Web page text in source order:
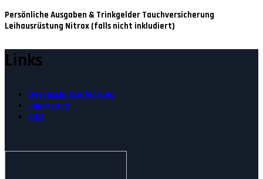
Persönliche Ausgaben & Trinkgelder Tauchversicherung
Leihausrüstung Nitrox (falls nicht inkludiert)
Links
Datenschutzerklärung
Impressum
AGB